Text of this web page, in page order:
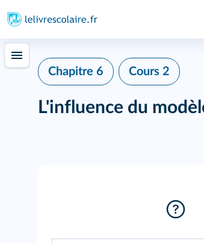
Chapitre 6 Cours 2
L'influence du